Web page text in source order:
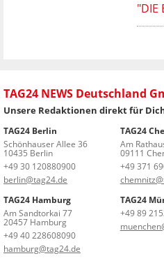
"DIE
TAG24 NEWS Deutschland
Unsere Redaktionen direkt für
TAG24 Berlin
Schönhauser Allee 36
10435 Berlin
+49 30 120880900
berlin@tag24.de
TAG24
Am
09111
+49 371
TAG24 Hamburg
Am Sandtorkai 77
20457 Hamburg
+49 40 228608090
hamburg@tag24.de
TAG24
+49 89